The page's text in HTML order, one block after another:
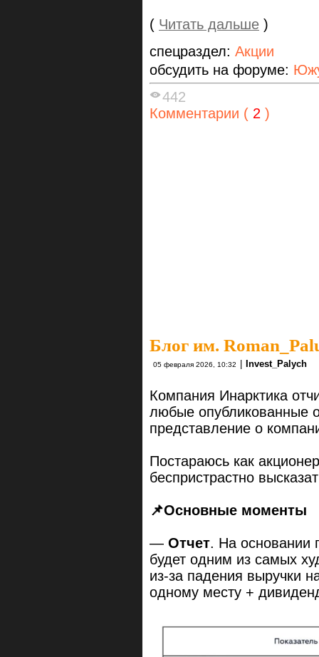
( Читать дальше )
спецраздел: Акции
обсудить на форуме:
442
Комментарии ( 2 )
Блог им.
05 февраля 2026, 10:32 Invest_Palych
Компания Инарктика
любые опубликованные
представление о
Постараюсь как
беспристрастно
📌Основные моменты
— Отчет. На основании
будет одним из самых
из-за падения выручки
одному месту +